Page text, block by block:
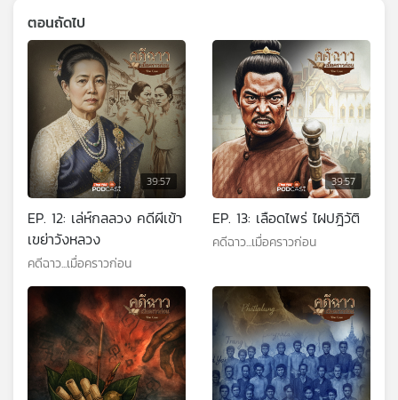
ตอนถัดไป
39:57
EP. 12: เล่ห์กลลวง คดีผีเข้า
เขย่าวังหลวง
คดีฉาว...เมื่อคราวก่อน
39:57
EP. 13: เลือดไพร่ ไฝปฎิวัติ
คดีฉาว...เมื่อคราวก่อน